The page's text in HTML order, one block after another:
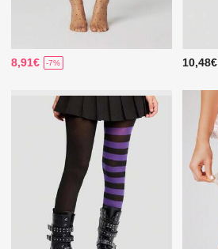
8,91€ -7% 10,48€